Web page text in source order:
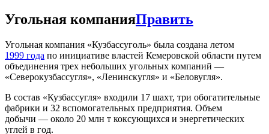
Угольная компанияПравить
Угольная компания «Кузбассуголь» была создана летом
1999 года по инициативе властей Кемеровской области путем
объединения трех небольших угольных компаний —
«Северокузбассугля», «Ленинскугля» и «Беловугля».
В состав «Кузбассугля» входили 17 шахт, три обогатительные
фабрики и 32 вспомогательных предприятия. Объем
добычи — около 20 млн т коксующихся и энергетических
углей в год.